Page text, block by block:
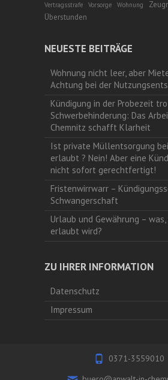
Vertragsstrafe
Vorsorge Wohnung
Überstunden
NEUESTE BEITRÄGE
Wohnung nicht leer, aber
Achtung bei der
Kündigung in der Probezeit
Schwerbehinderung: Das
Chemnitz schafft Klarheit
Ist private Müllentsorgung
erlaubt ? Nein! Aber eine
nicht sofort gerechtfertigt!
Fristenwirrwarr –
Schwangerschaft
Urlaub und Gewährung –
erlaubt wird?
ZU IHRER INFORMATION
Datenschutz
Impressum
0371-3559010